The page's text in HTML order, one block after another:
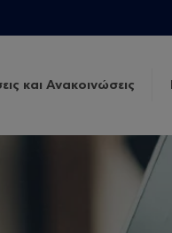
και Ανακοινώσεις